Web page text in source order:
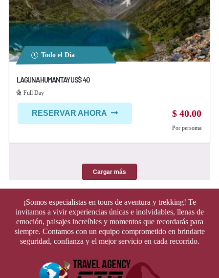
Todo el Dia
LAGUNA HUMANTAY US$ 40
Full Day
RESERVAR AHORA $40.00
Por persoma
Cargar más
¡Somos especialistas en tours de aventura y trekking! Te
invitamos a vivir experiencias únicas e inolvidables, llenas de
emoción, paisajes increíbles y momentos que recordarás para
siempre. Contamos con un equipo comprometido en brindarte
seguridad, confianza y el mejor servicio en cada recorrido.